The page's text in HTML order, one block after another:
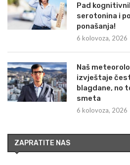
Pad
serotonina i
ponašanja!
6 kolovoza, 2026
Naš
izvještaje
blagdane, no
smeta
6 kolovoza, 2026
ZAPRATITE NAS